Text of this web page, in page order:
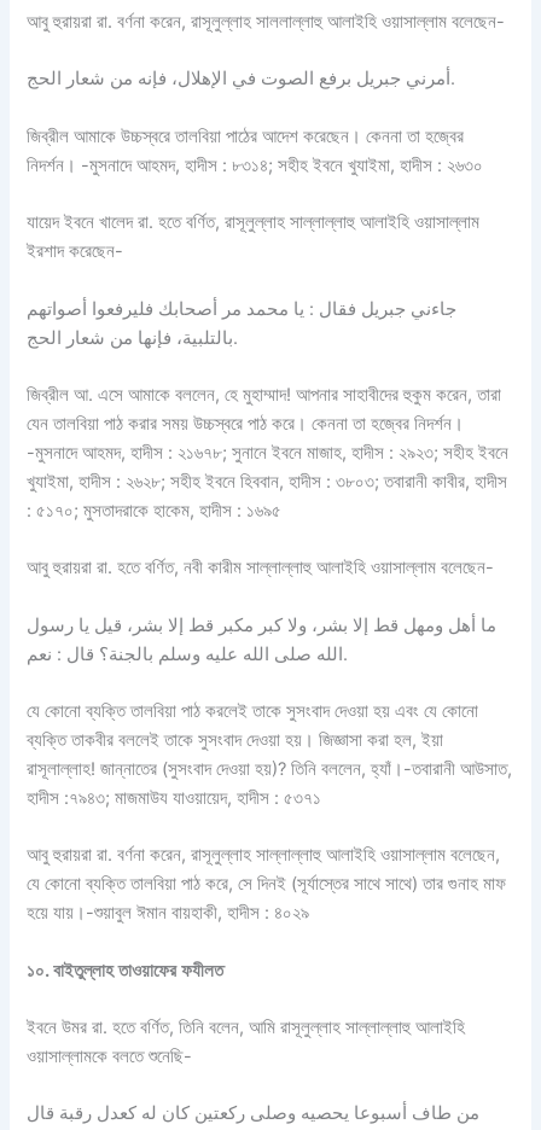
আবু হুরায়রা রা. বর্ণনা করেন, রাসূলুল্লাহ সাললাল্লাহু আলাইহি ওয়াসাল্লাম বলেছেন-
أمرني جبريل برفع الصوت في الإهلال، فإنه من شعار الحج.
জিব্রীল আমাকে উচ্চস্বরে তালবিয়া পাঠের আদেশ করেছেন। কেননা তা হজ্বের
নিদর্শন। -মুসনাদে আহমদ, হাদীস : ৮৩১৪; সহীহ ইবনে খুযাইমা, হাদীস : ২৬৩০
যায়েদ ইবনে খালেদ রা. হতে বর্ণিত, রাসূলুল্লাহ সাল্লাল্লাহু আলাইহি ওয়াসাল্লাম
ইরশাদ করেছেন-
جاءني جبريل فقال : يا محمد مر أصحابك فليرفعوا أصواتهم
بالتلبية، فإنها من شعار الحج.
জিব্রীল আ. এসে আমাকে বললেন, হে মুহাম্মাদ! আপনার সাহাবীদের হুকুম করেন, তারা
যেন তালবিয়া পাঠ করার সময় উচ্চস্বরে পাঠ করে। কেননা তা হজ্বের নিদর্শন।
-মুসনাদে আহমদ, হাদীস : ২১৬৭৮; সুনানে ইবনে মাজাহ, হাদীস : ২৯২৩; সহীহ ইবনে
খুযাইমা, হাদীস : ২৬২৮; সহীহ ইবনে হিববান, হাদীস : ৩৮০৩; তবারানী কাবীর, হাদীস
: ৫১৭০; মুসতাদরাকে হাকেম, হাদীস : ১৬৯৫
আবু হুরায়রা রা. হতে বর্ণিত, নবী কারীম সাল্লাল্লাহু আলাইহি ওয়াসাল্লাম বলেছেন-
ما أهل ومهل قط إلا بشر، ولا كبر مكبر قط إلا بشر، قيل يا رسول
الله صلى الله عليه وسلم بالجنة؟ قال : نعم.
যে কোনো ব্যক্তি তালবিয়া পাঠ করলেই তাকে সুসংবাদ দেওয়া হয় এবং যে কোনো
ব্যক্তি তাকবীর বললেই তাকে সুসংবাদ দেওয়া হয়। জিজ্ঞাসা করা হল, ইয়া
রাসূলাল্লাহ! জান্নাতের (সুসংবাদ দেওয়া হয়)? তিনি বললেন, হ্যাঁ।-তবারানী আউসাত,
হাদীস :৭৯৪৩; মাজমাউয যাওয়ায়েদ, হাদীস : ৫৩৭১
আবু হুরায়রা রা. বর্ণনা করেন, রাসূলুল্লাহ সাল্লাল্লাহু আলাইহি ওয়াসাল্লাম বলেছেন,
যে কোনো ব্যক্তি তালবিয়া পাঠ করে, সে দিনই (সূর্যাস্তের সাথে সাথে) তার গুনাহ মাফ
হয়ে যায়।-শুয়াবুল ঈমান বায়হাকী, হাদীস : ৪০২৯
১০.বাইতুল্লাহ তাওয়াফের ফযীলত
ইবনে উমর রা. হতে বর্ণিত, তিনি বলেন, আমি রাসূলুল্লাহ সাল্লাল্লাহু আলাইহি
ওয়াসাল্লামকে বলতে শুনেছি-
من طاف أسبوعا يحصيه وصلى ركعتين كان له كعدل رقبة قال